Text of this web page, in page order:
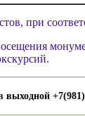
при
выходной